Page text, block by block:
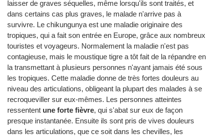
laisser de graves séquelles, même lorsqu'ils sont traités, et
dans certains cas plus graves, le malade n'arrive pas à
survivre. Le chikungunya est une maladie originaire des
tropiques, qui a fait son entrée en Europe, grâce aux nombreux
touristes et voyageurs. Normalement la maladie n'est pas
contagieuse, mais le moustique tigre a tôt fait de la répandre en
la transmettant à plusieurs personnes n'ayant jamais été sous
les tropiques. Cette maladie donne de très fortes douleurs au
niveau des articulations, obligeant la plupart des malades à se
recroqueviller sur eux-mêmes. Les personnes atteintes
ressentent une forte fièvre, qui s'abat sur eux de façon
presque instantanée. Ensuite ils sont pris de vives douleurs
dans les articulations, que ce soit dans les chevilles, les